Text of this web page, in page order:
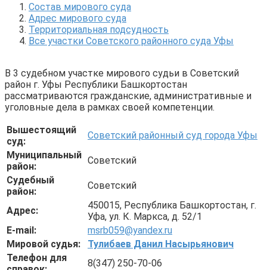
Состав мирового суда
Адрес мирового суда
Территориальная подсудность
Все участки Советского районного суда Уфы
В 3 судебном участке мирового судьи в Советский
район г. Уфы Республики Башкортостан
рассматриваются гражданские, административные и
уголовные дела в рамках своей компетенции.
Вышестоящий
суд:
Советский районный суд города Уфы
Муниципальный
район:
Советский
Судебный
район:
Советский
Адрес:
450015, Республика Башкортостан, г.
Уфа, ул. К. Маркса, д. 52/1
E-mail:
msrb059@yandex.ru
Мировой судья:
Тулибаев Данил Насырьянович
Телефон для
8(347) 250-70-06